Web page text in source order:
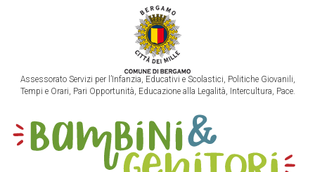
Assessorato Servizi per l’Infanzia, Educativi e Scolastici, Politiche Giovanili,
Tempi e Orari, Pari Opportunità, Educazione alla Legalità, Intercultura, Pace.